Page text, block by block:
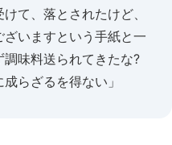
て、落とされたけど、
いますという手紙と一
味料送られてきたな?
らざるを得ない」